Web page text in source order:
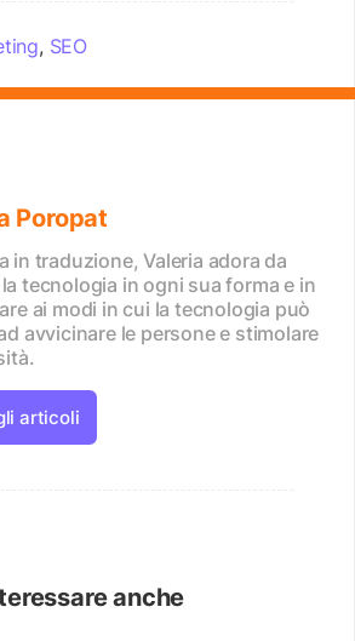
, SEO
Poropat
in traduzione, Valeria adora da
tecnologia in ogni sua forma e in
ai modi in cui la tecnologia può
avvicinare le persone e stimolare
articoli
anche